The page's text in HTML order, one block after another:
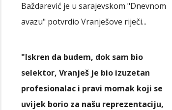
Baždarević je u sarajevskom "Dnevnom
avazu" potvrdio Vranješove riječi...
"Iskren da budem, dok sam bio
selektor, Vranješ je bio izuzetan
profesionalac i pravi momak koji se
uvijek borio za našu reprezentaciju,